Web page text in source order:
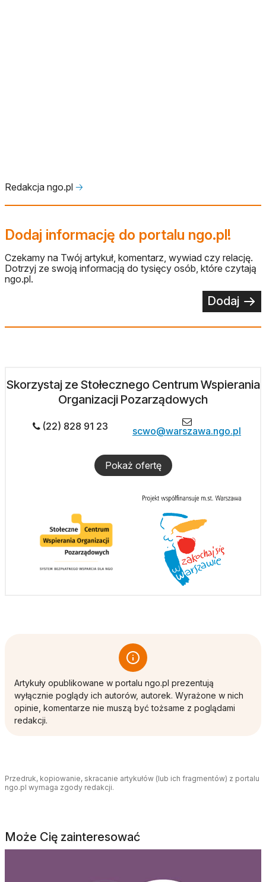
Redakcja ngo.pl 🡢
Dodaj informację do portalu ngo.pl!
Czekamy na Twój artykuł, komentarz, wywiad czy relację.
Dotrzyj ze swoją informacją do tysięcy osób, które czytają
ngo.pl.
Dodaj
Skorzystaj ze Stołecznego Centrum Wspierania
Organizacji Pozarządowych
(22) 828 91 23 scwo@warszawa.ngo.pl
Pokaż ofertę
Artykuły opublikowane w portalu ngo.pl prezentują
wyłącznie poglądy ich autorów, autorek. Wyrażone w nich
opinie, komentarze nie muszą być tożsame z poglądami
redakcji.
Przedruk, kopiowanie, skracanie artykułów (lub ich fragmentów) z portalu
ngo.pl wymaga zgody redakcji.
Może Cię zainteresować